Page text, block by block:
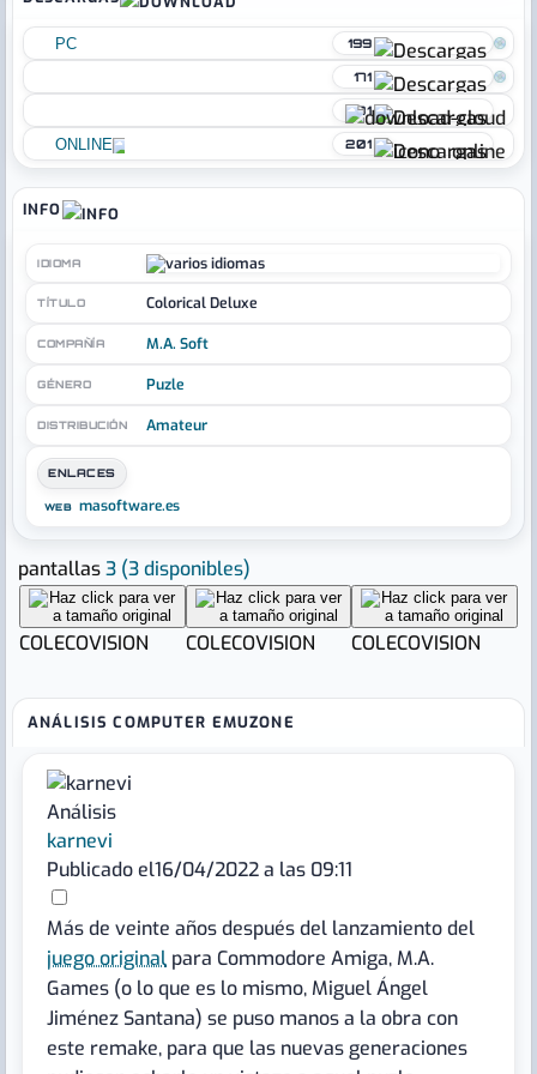
pantallas3 (3 disponibles)
COLECOVISION COLECOVISION COLECOVISION
ANÁLISIS COMPUTER EMUZONE
Análisis
karnevi
Publicado el16/04/2022 a las 09:11
Más de veinte años después del lanzamiento del
juego original para Commodore Amiga, M.A.
Games (o lo que es lo mismo, Miguel Ángel
Jiménez Santana) se puso manos a la obra con
este remake, para que las nuevas generaciones
PC 199
171
81
ONLINE 201
INFO
IDIOMA
TÍTULO Colorical Deluxe
COMPAÑÍA M.A. Soft
GÉNERO Puzle
DISTRIBUCIÓN Amateur
ENLACES
WEB masoftware.es